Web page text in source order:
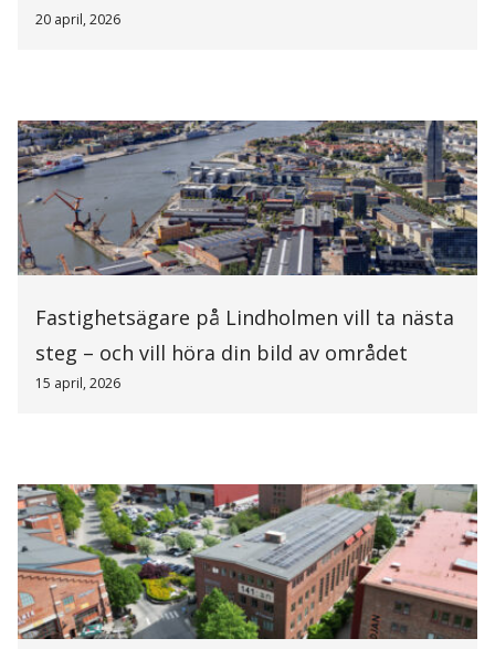
20 april, 2026
Fastighetsägare på Lindholmen vill ta nästa
steg – och vill höra din bild av området
15 april, 2026